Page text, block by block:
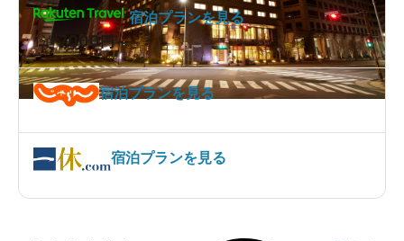
1泊7000円～
宿泊プランを見る
宿泊プランを見る
宿泊プランを見る